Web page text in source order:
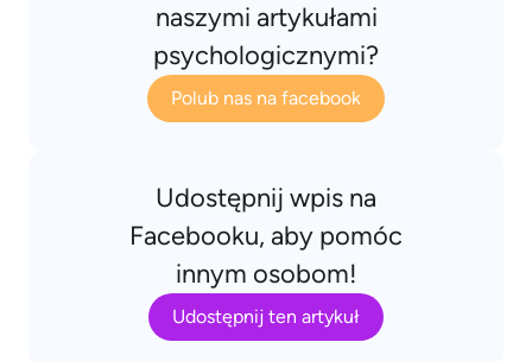
naszymi artykułami
psychologicznymi?
Polub nas na facebook
Udostępnij wpis na
Facebooku, aby pomóc
innym osobom!
Udostępnij ten artykuł